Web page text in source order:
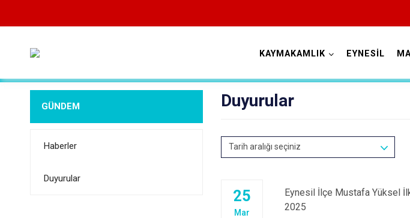
KAYMAKAMLIK EYNESİL
GÜNDEM
Haberler
Duyurular
Duyurular
Tarih aralığı seçiniz
25
Mar
Eynesil İlçe Mustafa Yüksel
2025